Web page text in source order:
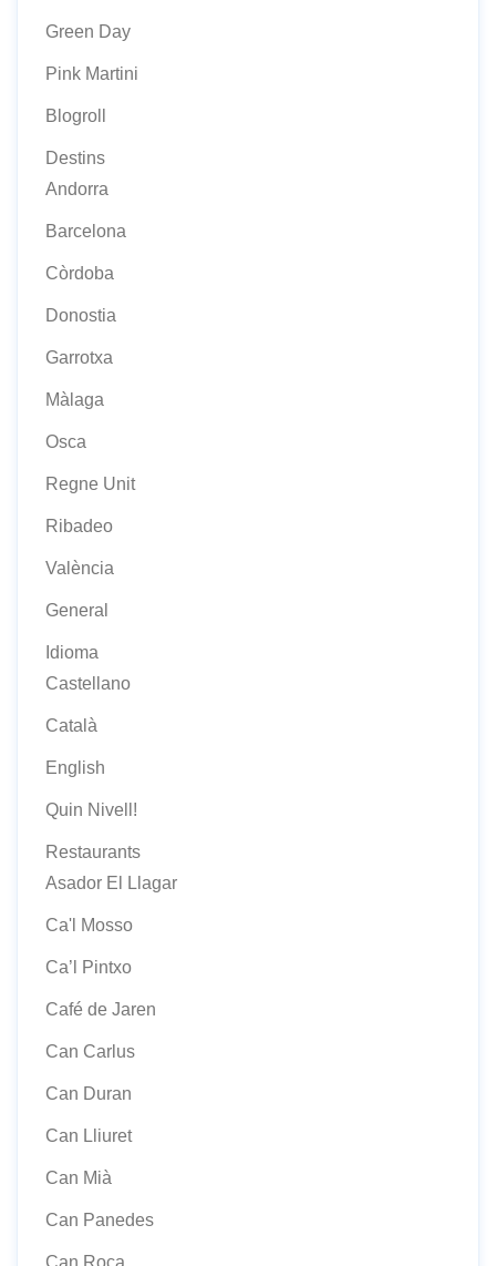
Green Day
Pink Martini
Blogroll
Destins
Andorra
Barcelona
Còrdoba
Donostia
Garrotxa
Màlaga
Osca
Regne Unit
Ribadeo
València
General
Idioma
Castellano
Català
English
Quin Nivell!
Restaurants
Asador El Llagar
Ca'l Mosso
Ca’l Pintxo
Café de Jaren
Can Carlus
Can Duran
Can Lliuret
Can Mià
Can Panedes
Can Roca